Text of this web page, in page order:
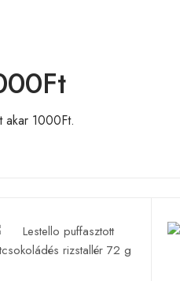
akar 1000Ft.